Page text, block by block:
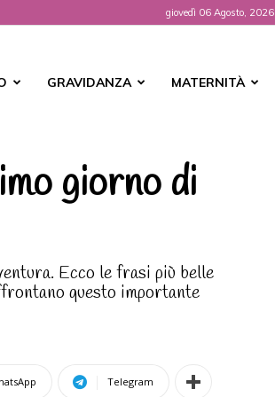
giovedì 06 Agosto, 2026
GRAVIDANZA MATERNITÀ
giorno di
Ecco le frasi più belle
questo importante
Telegram